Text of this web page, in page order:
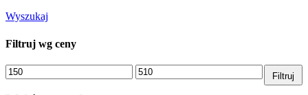
Wyszukaj
Filtruj wg ceny
Cena
min.
Cena
maks.
Filtruj